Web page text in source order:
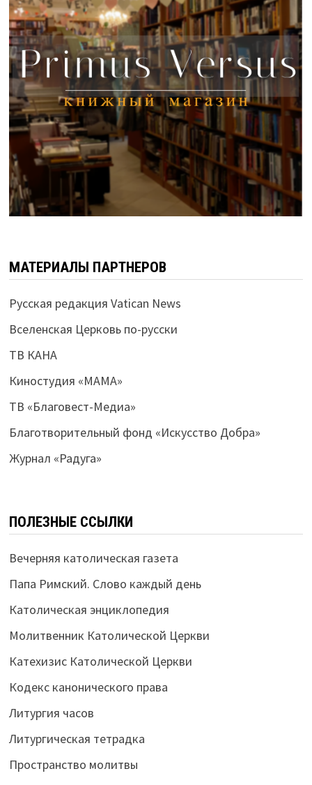
МАТЕРИАЛЫ ПАРТНЕРОВ
Русская редакция Vatican News
Вселенская Церковь по-русски
ТВ КАНА
Киностудия «МАМА»
ТВ «Благовест-Медиа»
Благотворительный фонд «Искусство Добра»
Журнал «Радуга»
ПОЛЕЗНЫЕ ССЫЛКИ
Вечерняя католическая газета
Папа Римский. Слово каждый день
Католическая энциклопедия
Молитвенник Католической Церкви
Катехизис Католической Церкви
Кодекс канонического права
Литургия часов
Литургическая тетрадка
Пространство молитвы